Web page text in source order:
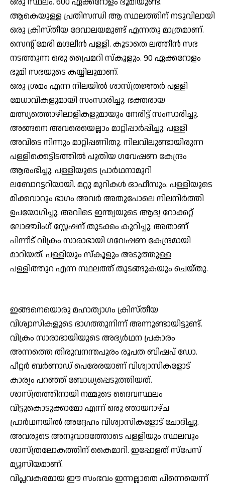
ആകെയുള്ള പ്രതിസന്ധി ആ സ്ഥലത്തിന് നടുവിലായി
ഒരു ക്രിസ്തീയ ദേവാലയമുണ്ട് എന്നതു മാത്രമാണ്.
സെന്റ് മേരി മഗ്ദലീന്‍ പള്ളി. കൂടാതെ ലത്തീന്‍ സഭ
നടത്തുന്ന ഒരു പ്രൈമറി സ്‌കൂളും. 90 ഏക്കറോളം
ഭൂമി സഭയുടെ കയ്യിലുമാണ്.
ഒരു ശ്രമം എന്ന നിലയില്‍ ശാസ്ത്രജ്ഞര്‍ പള്ളി
മേധാവികളുമായി സംസാരിച്ചു. ഭക്തരായ
മത്സ്യത്തൊഴിലാളികളുമായും നേരിട്ട് സംസാരിച്ചു.
അങ്ങനെ അവരെയെല്ലാം മാറ്റിപ്പാര്‍പ്പിച്ചു. പള്ളി
അവിടെ നിന്നും മാറ്റിപ്പണിതു. നിലവിലുണ്ടായിരുന്ന
പള്ളിക്കെട്ടിടത്തില്‍ പുതിയ ഗവേഷണ കേന്ദ്രം
ആരംഭിച്ചു. പള്ളിയുടെ പ്രാര്‍ഥനാമുറി
ലബോറട്ടറിയായി. മറ്റു മുറികള്‍ ഓഫീസും. പള്ളിയുടെ
മിക്കവാറും ഭാഗം അവര്‍ അതുപോലെ നിലനിര്‍ത്തി
ഉപയോഗിച്ചു. അവിടെ ഇന്ത്യയുടെ ആദ്യ റോക്കറ്റ്
ലോഞ്ചിംഗ് സ്റ്റേഷന് തുടക്കം കുറിച്ചു. അതാണ്
പിന്നീട് വിക്രം സാരാഭായി ഗവേഷണ കേന്ദ്രമായി
മാറിയത്. പള്ളിയും സ്‌കൂളും അടുത്തുള്ള
പള്ളിത്തുറ എന്ന സ്ഥലത്ത് തുടങ്ങുകയും ചെയ്തു.
ഇങ്ങനെയൊരു മഹാത്യാഗം ക്രിസ്തീയ
വിശ്വാസികളുടെ ഭാഗത്തുനിന്ന് അന്നുണ്ടായിട്ടുണ്ട്.
വിക്രം സാരാഭായിയുടെ അഭ്യര്‍ഥന പ്രകാരം
അന്നത്തെ തിരുവനന്തപുരം രൂപത ബിഷപ് ഡോ.
പീറ്റര്‍ ബര്‍ണാഡ് പെരേരയാണ് വിശ്വാസികളോട്
കാര്യം പറഞ്ഞ് ബോധ്യപ്പെടുത്തിയത്.
ശാസ്ത്രത്തിനായി നമ്മുടെ ദൈവസ്ഥലം
വിട്ടുകൊടുക്കാമോ എന്ന് ഒരു ഞായറാഴ്ച
പ്രാര്‍ഥനയില്‍ അദ്ദേഹം വിശ്വാസികളോട് ചോദിച്ചു.
അവരുടെ അനുവാദത്തോടെ പള്ളിയും സ്ഥലവും
ശാസ്ത്രലോകത്തിന് കൈമാറി. ഇപ്പോളത് സ്‌പേസ്
മ്യൂസിയമാണ്.
വിപ്ലവകരമായ ഈ സംഭവം ഇന്നല്ലാതെ പിന്നെയെന്ന്